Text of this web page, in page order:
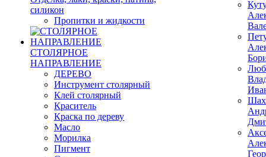
силикон
Пропитки и жидкости
СТОЛЯРНОЕ
НАПРАВЛЕНИЕ
ДЕРЕВО
Инструмент столярный
Клей столярный
Краситель
Краска по дереву
Масло
Морилка
Пигмент